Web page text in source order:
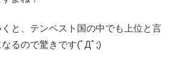
と、テンペスト国の中でも上位と言
るので驚きです(ﾟДﾟ;)